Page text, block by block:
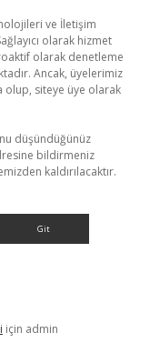
ve İletişim
olarak hizmet
olarak denetleme
Ancak, üyelerimiz
olup, siteye üye olarak
düşündüğünüz
bildirmeniz
kaldırılacaktır.
için admin